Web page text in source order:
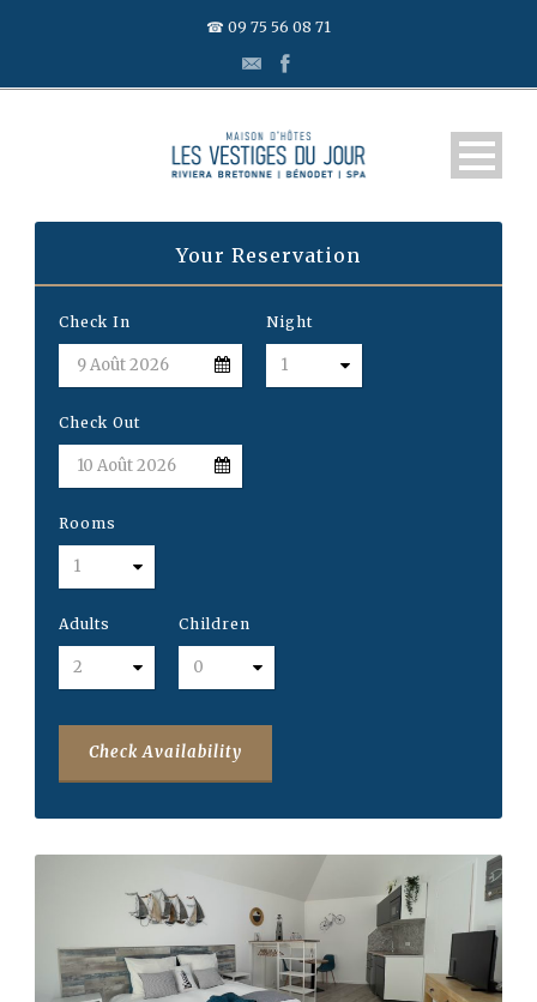
☎ 09 75 56 08 71
Your Reservation
Check In Night
Check Out
Rooms
Adults Children
Check Availability